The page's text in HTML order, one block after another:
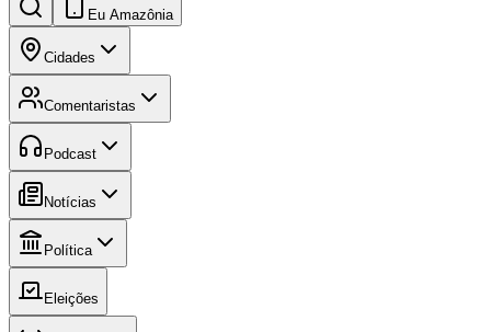
Eu Amazônia
Cidades
Comentaristas
Podcast
Notícias
Política
Eleições